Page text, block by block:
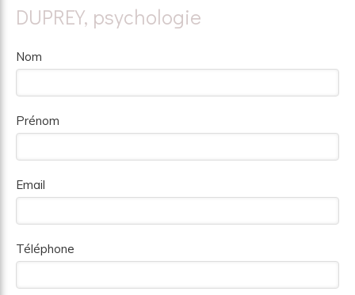
DUPREY, psychologie
Nom
Prénom
Email
Téléphone